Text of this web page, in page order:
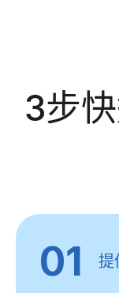
3步
01 提